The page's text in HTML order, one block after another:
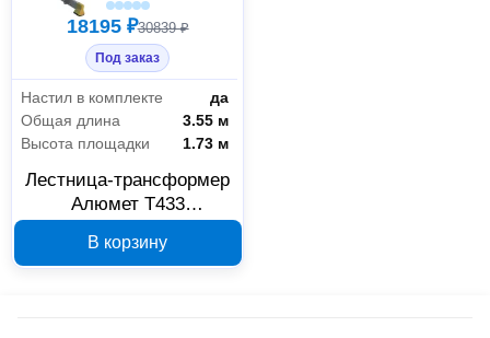
18195 ₽30839 ₽
Под заказ
Настил в комплекте
да
Общая длина
3.55 м
Высота площадки
1.73 м
Лестница-трансформер
Алюмет T433
ступени с платформой
В корзину